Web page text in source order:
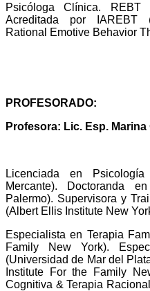
Psicóloga Clínica.
REBT
Acreditada por IAREBT
Rational Emotive Behavior
PROFESORADO:
Profesora: Lic. Esp. Marina
Licenciada en
Mercante). Doctoranda
Palermo). Supervisora y
(Albert Ellis Institute New
Especialista en Terapia
Family New York).
(Universidad de Mar del
Institute For the Family
Cognitiva & Terapia